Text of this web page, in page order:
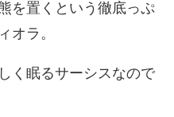
を置くという徹底っぷ
オラ。
く眠るサーシスなので